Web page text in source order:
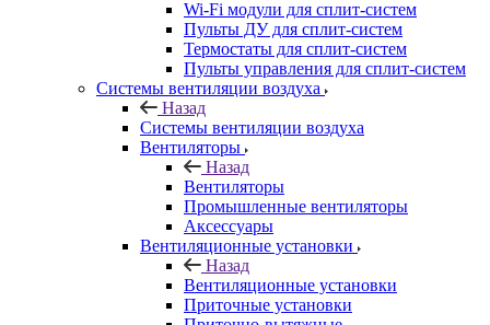
Wi-Fi модули для сплит-систем
Пульты ДУ для сплит-систем
Термостаты для сплит-систем
Пульты управления для сплит-систем
Системы вентиляции воздуха
Назад
Системы вентиляции воздуха
Вентиляторы
Назад
Вентиляторы
Промышленные вентиляторы
Аксессуары
Вентиляционные установки
Назад
Вентиляционные установки
Приточные установки